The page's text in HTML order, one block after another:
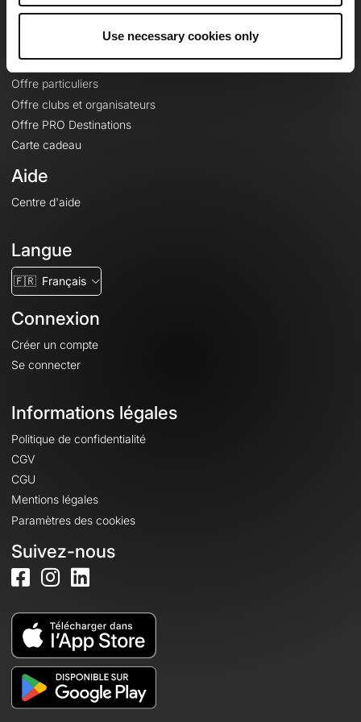
Use necessary cookies only
Offres
Fonds de cartes topographiques
Fonctionnalités
Offre particuliers
Offre clubs et organisateurs
Offre PRO Destinations
Carte cadeau
Aide
Centre d'aide
Langue
🇫🇷 Français
Connexion
Créer un compte
Se connecter
Informations légales
Politique de confidentialité
CGV
CGU
Mentions légales
Paramètres des cookies
Suivez-nous